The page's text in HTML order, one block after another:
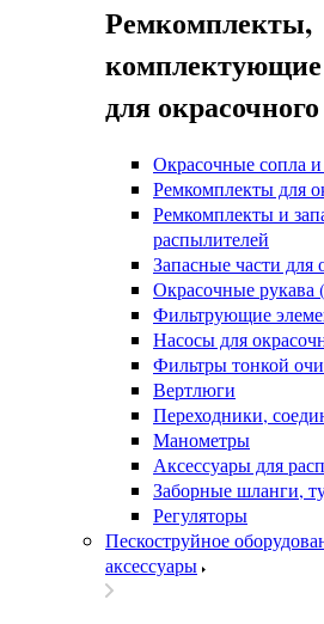
Ремкомплекты,
комплектующие
для
Окрасочные сопла
Ремкомплекты для
Ремкомплекты и
распылителей
Запасные части для
Окрасочные рукава
Фильтрующие
Насосы для
Фильтры тонкой
Вертлюги
Переходники,
Манометры
Аксессуары для
Заборные шланги,
Регуляторы
Пескоструйное
аксессуары